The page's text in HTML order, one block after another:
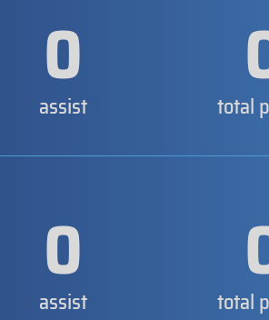
0
assist total
0
assist total